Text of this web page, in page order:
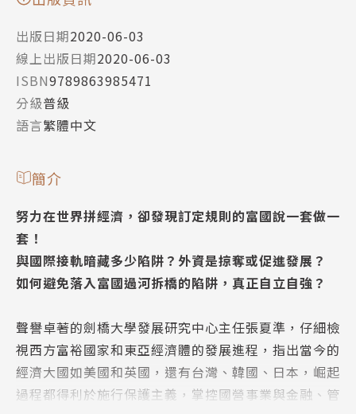
出版日期2020-06-03
線上出版日期2020-06-03
ISBN9789863985471
分級普級
語言繁體中文
簡介
努力在世界拼經濟，卻發現訂定規則的富國說一套做一
套！
與國際接軌暗藏多少陷阱？外資是掠奪或促進發展？
如何避免落入富國過河拆橋的陷阱，真正自立自強？
聲譽卓著的劍橋大學發展研究中心主任張夏準，仔細檢
視西方富裕國家和東亞經濟體的發展進程，指出當今的
經濟大國如美國和英國，還有台灣、韓國、日本，崛起
過程都得利於施行保護主義，掌控國營事業與金融、管